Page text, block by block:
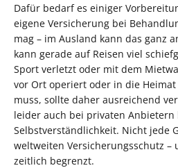
Dafür bedarf es einiger
eigene Versicherung bei
mag – im Ausland kann das ganz
kann gerade auf Reisen viel
Sport verletzt oder mit dem
vor Ort operiert oder in die
muss, sollte daher ausreichend
leider auch bei privaten Anbietern
Selbstverständlichkeit. Nicht jede
weltweiten Versicherungsschutz
zeitlich begrenzt.